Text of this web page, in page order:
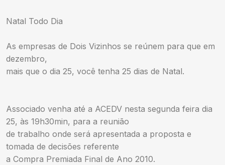
Natal Todo Dia
As empresas de Dois Vizinhos se reúnem para que em
dezembro,
mais que o dia 25, você tenha 25 dias de Natal.
Associado venha até a ACEDV nesta segunda feira dia
25, às 19h30min, para a reunião
de trabalho onde será apresentada a proposta e
tomada de decisões referente
a Compra Premiada Final de Ano 2010.